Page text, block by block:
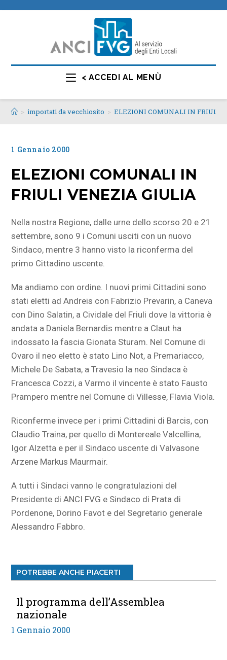
< ACCEDI AL MENÙ
> importati da vecchiosito > ELEZIONI COMUNALI IN FRIULI
1 Gennaio 2000
ELEZIONI COMUNALI IN
FRIULI VENEZIA GIULIA
Nella nostra Regione, dalle urne dello scorso 20 e 21
settembre, sono 9 i Comuni usciti con un nuovo
Sindaco, mentre 3 hanno visto la riconferma del
primo Cittadino uscente.
Ma andiamo con ordine. I nuovi primi Cittadini sono
stati eletti ad Andreis con Fabrizio Prevarin, a Caneva
con Dino Salatin, a Cividale del Friuli dove la vittoria è
andata a Daniela Bernardis mentre a Claut ha
indossato la fascia Gionata Sturam. Nel Comune di
Ovaro il neo eletto è stato Lino Not, a Premariacco,
Michele De Sabata, a Travesio la neo Sindaca è
Francesca Cozzi, a Varmo il vincente è stato Fausto
Prampero mentre nel Comune di Villesse, Flavia Viola.
Riconferme invece per i primi Cittadini di Barcis, con
Claudio Traina, per quello di Montereale Valcellina,
Igor Alzetta e per il Sindaco uscente di Valvasone
Arzene Markus Maurmair.
A tutti i Sindaci vanno le congratulazioni del
Presidente di ANCI FVG e Sindaco di Prata di
Pordenone, Dorino Favot e del Segretario generale
Alessandro Fabbro.
POTREBBE ANCHE PIACERTI
Il programma dell’Assemblea
nazionale
1 Gennaio 2000